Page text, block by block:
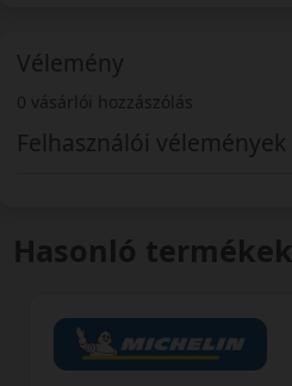
Vélemény
0 vásárlói hozzászólás
Felhasználói vélemények
Hasonló termékek